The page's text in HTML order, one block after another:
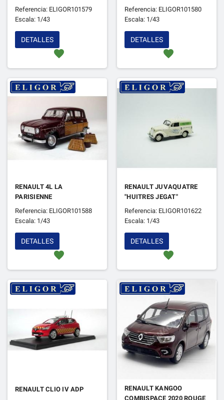
Referencia: ELIGOR101579
Escala: 1/43
favorite
DETALLES
Referencia: ELIGOR101580
Escala: 1/43
favorite
DETALLES
RENAULT 4L LA
PARISIENNE
Referencia: ELIGOR101588
Escala: 1/43
favorite
DETALLES
RENAULT JUVAQUATRE
"HUITRES JEGAT"
Referencia: ELIGOR101622
Escala: 1/43
favorite
DETALLES
RENAULT CLIO IV ADP
RENAULT KANGOO
COMBISPACE 2020 ROUGE